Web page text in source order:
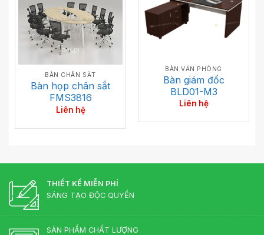
BÀN CHÂN SẮT
Bàn họp chân sắt
FMS3816
Liên hệ
BÀN VĂN PHÒNG
Bàn giám đốc
BLD01-M3
Liên hệ
THIẾT KẾ MIỄN PHÍ
SÁNG TẠO ĐỘC QUYỀN
SẢN PHẨM CHẤT LƯỢNG